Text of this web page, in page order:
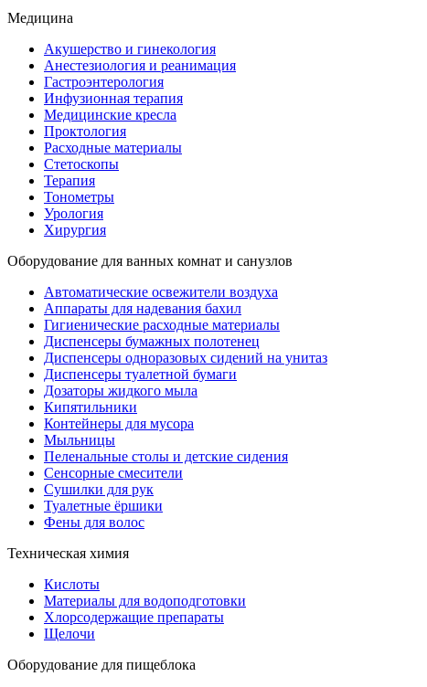
Медицина
Акушерство и гинекология
Анестезиология и реанимация
Гастроэнтерология
Инфузионная терапия
Медицинские кресла
Проктология
Расходные материалы
Стетоскопы
Терапия
Тонометры
Урология
Хирургия
Оборудование для ванных комнат и санузлов
Автоматические освежители воздуха
Аппараты для надевания бахил
Гигиенические расходные материалы
Диспенсеры бумажных полотенец
Диспенсеры одноразовых сидений на унитаз
Диспенсеры туалетной бумаги
Дозаторы жидкого мыла
Кипятильники
Контейнеры для мусора
Мыльницы
Пеленальные столы и детские сидения
Сенсорные смесители
Сушилки для рук
Туалетные ёршики
Фены для волос
Техническая химия
Кислоты
Материалы для водоподготовки
Хлорсодержащие препараты
Щелочи
Оборудование для пищеблока